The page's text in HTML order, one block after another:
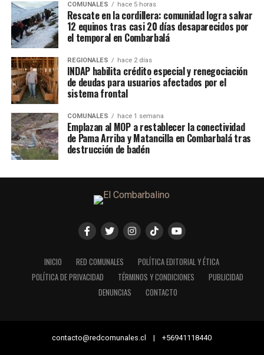
COMUNALES hace 5 horas
Rescate en la cordillera: comunidad logra salvar
12 equinos tras casi 20 días desaparecidos por
el temporal en Combarbalá
REGIONALES hace 2 días
INDAP habilita crédito especial y renegociación
de deudas para usuarios afectados por el
sistema frontal
COMUNALES hace 1 semana
Emplazan al MOP a restablecer la conectividad
de Pama Arriba y Matancilla en Combarbalá tras
destrucción de badén
INICIO RED COMUNALES
POLÍTICA EDITORIAL Y ÉTICA
POLÍTICA DE PRIVACIDAD
TÉRMINOS Y CONDICIONES
PUBLICIDAD
DENUNCIAS
CONTACTO
contacto@redcomunales.cl | +56941118440